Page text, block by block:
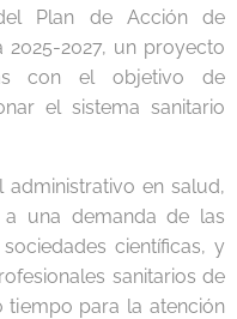
Plan de Acción de
2025-2027, un proyecto
con el objetivo de
el sistema sanitario
administrativo en salud,
a una demanda de las
científicas, y
sanitarios de
tiempo para la atención